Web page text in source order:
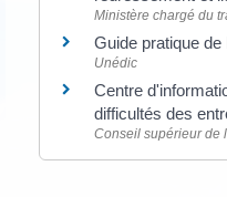
Ministère chargé du
Guide pratique
Unédic
Centre
difficultés des
Conseil supérieur de